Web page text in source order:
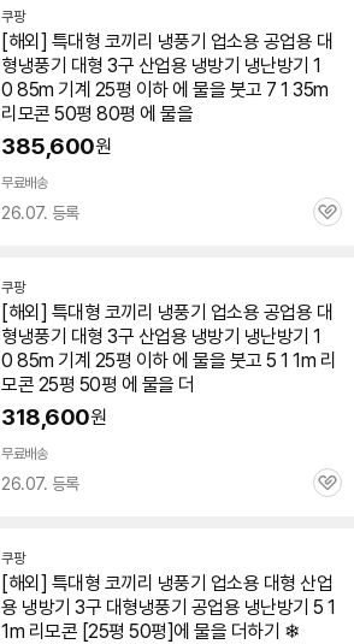
쿠팡
[해외] 특대형 코끼리 냉풍기 업소용 공업용 대
형냉풍기 대형 3구 산업용 냉방기 냉난방기 1
0 85m 기계 25평 이하 에 물을 붓고 7 1 35m
리모콘 50평 80평 에 물을
385,600원
무료배송
26.07. 등록
관
쿠팡
[해외] 특대형 코끼리 냉풍기 업소용 공업용 대
형냉풍기 대형 3구 산업용 냉방기 냉난방기 1
0 85m 기계 25평 이하 에 물을 붓고 5 1 1m 리
모콘 25평 50평 에 물을 더
318,600원
무료배송
26.07. 등록
관
쿠팡
[해외] 특대형 코끼리 냉풍기 업소용 대형 산업
용 냉방기 3구 대형냉풍기 공업용 냉난방기 5 1
1m 리모콘 [25평 50평]에 물을 더하기 ❄